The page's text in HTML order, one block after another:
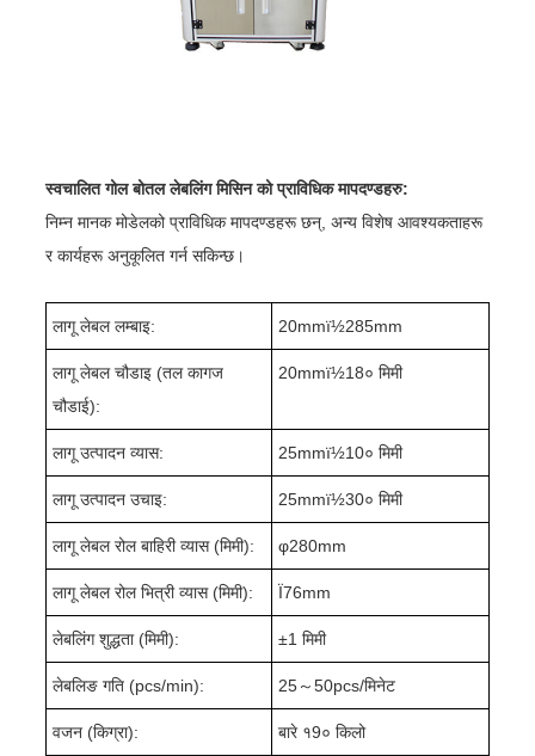
स्वचालित गोल बोतल लेबलिंग मिसिन को प्राविधिक मापदण्डहरु:
निम्न मानक मोडेलको प्राविधिक मापदण्डहरू छन्, अन्य विशेष आवश्यकताहरू
र कार्यहरू अनुकूलित गर्न सकिन्छ।
लागू लेबल लम्बाइ: 20mmï½285mm
लागू लेबल चौडाइ (तल कागज
चौडाई):
20mmï½18० मिमी
लागू उत्पादन व्यास: 25mmï½10० मिमी
लागू उत्पादन उचाइ: 25mmï½30० मिमी
लागू लेबल रोल बाहिरी व्यास (मिमी): φ280mm
लागू लेबल रोल भित्री व्यास (मिमी): Ï76mm
लेबलिंग शुद्धता (मिमी): ±1 मिमी
लेबलिङ गति (pcs/min): 25～50pcs/मिनेट
वजन (किग्रा): बारे १9० किलो